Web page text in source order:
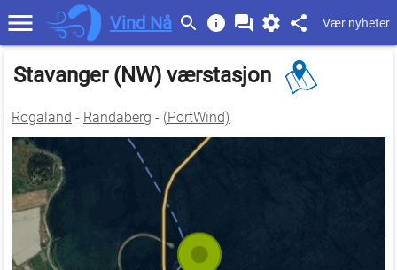
Vind Nå Vær nyheter
Stavanger (NW) værstasjon
Rogaland - Randaberg - (PortWind)